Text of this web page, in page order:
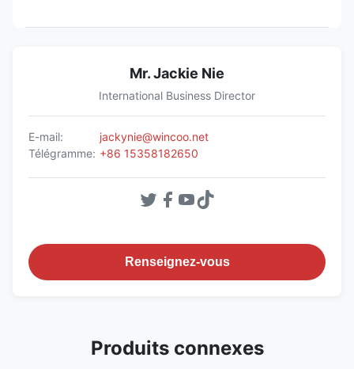
Mr. Jackie Nie
International Business Director
E-mail:
jackynie@wincoo.net
Télégramme: +86 15358182650
Renseignez-vous
Produits connexes